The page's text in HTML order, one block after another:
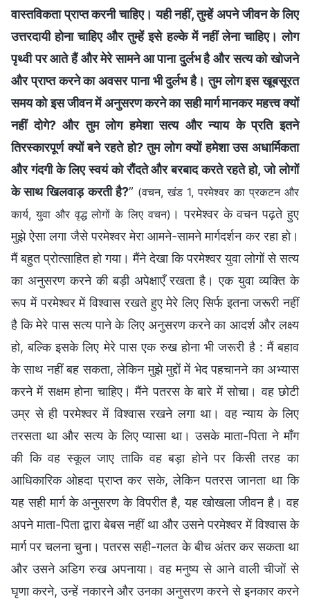
वास्तविकता प्राप्त करनी चाहिए। यही नहीं, तुम्हें अपने जीवन के लिए
उत्तरदायी होना चाहिए और तुम्हें इसे हल्के में नहीं लेना चाहिए। लोग
पृथ्वी पर आते हैं और मेरे सामने आ पाना दुर्लभ है और सत्य को खोजने
और प्राप्त करने का अवसर पाना भी दुर्लभ है। तुम लोग इस खूबसूरत
समय को इस जीवन में अनुसरण करने का सही मार्ग मानकर महत्त्व क्यों
नहीं दोगे? और तुम लोग हमेशा सत्य और न्याय के प्रति इतने
तिरस्कारपूर्ण क्यों बने रहते हो? तुम लोग क्यों हमेशा उस अधार्मिकता
और गंदगी के लिए स्वयं को रौंदते और बरबाद करते रहते हो, जो लोगों
के साथ खिलवाड़ करती है?” (वचन, खंड 1, परमेश्वर का प्रकटन और
कार्य, युवा और वृद्ध लोगों के लिए वचन) । परमेश्वर के वचन पढ़ते हुए
मुझे ऐसा लगा जैसे परमेश्वर मेरा आमने-सामने मार्गदर्शन कर रहा हो।
मैं बहुत प्रोत्साहित हो गया। मैंने देखा कि परमेश्वर युवा लोगों से सत्य
का अनुसरण करने की बड़ी अपेक्षाएँ रखता है। एक युवा व्यक्ति के
रूप में परमेश्वर में विश्वास रखते हुए मेरे लिए सिर्फ इतना जरूरी नहीं
है कि मेरे पास सत्य पाने के लिए अनुसरण करने का आदर्श और लक्ष्य
हो, बल्कि इसके लिए मेरे पास एक रुख होना भी जरूरी है : मैं बहाव
के साथ नहीं बह सकता, लेकिन मुझे मुद्दों में भेद पहचानने का अभ्यास
करने में सक्षम होना चाहिए। मैंने पतरस के बारे में सोचा। वह छोटी
उम्र से ही परमेश्वर में विश्वास रखने लगा था। वह न्याय के लिए
तरसता था और सत्य के लिए प्यासा था। उसके माता-पिता ने माँग
की कि वह स्कूल जाए ताकि वह बड़ा होने पर किसी तरह का
आधिकारिक ओहदा प्राप्त कर सके, लेकिन पतरस जानता था कि
यह सही मार्ग के अनुसरण के विपरीत है, यह खोखला जीवन है। वह
अपने माता-पिता द्वारा बेबस नहीं था और उसने परमेश्वर में विश्वास के
मार्ग पर चलना चुना। पतरस सही-गलत के बीच अंतर कर सकता था
और उसने अडिग रुख अपनाया। वह मनुष्य से आने वाली चीजों से
घृणा करने, उन्हें नकारने और उनका अनुसरण करने से इनकार करने